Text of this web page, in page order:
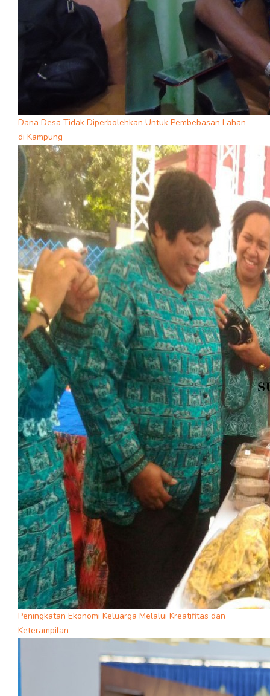
Dana Desa Tidak Diperbolehkan Untuk Pembebasan Lahan
di Kampung
Peningkatan Ekonomi Keluarga Melalui Kreatifitas dan
Keterampilan